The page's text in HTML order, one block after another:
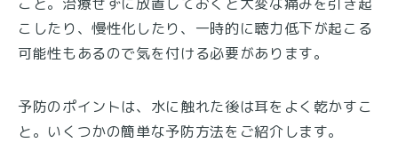
こしたり、慢性化したり、一時的に聴力低下が起こる
可能性もあるので気を付ける必要があります。
予防のポイントは、水に触れた後は耳をよく乾かすこ
と。いくつかの簡単な予防方法をご紹介します。